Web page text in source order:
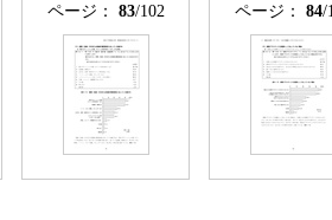
ページ： 83/102 ページ： 84/